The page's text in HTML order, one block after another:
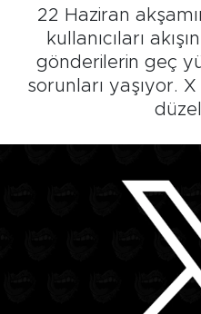
22 Haziran
kullanıcıları
gönderilerin geç
sorunları yaşıyor.